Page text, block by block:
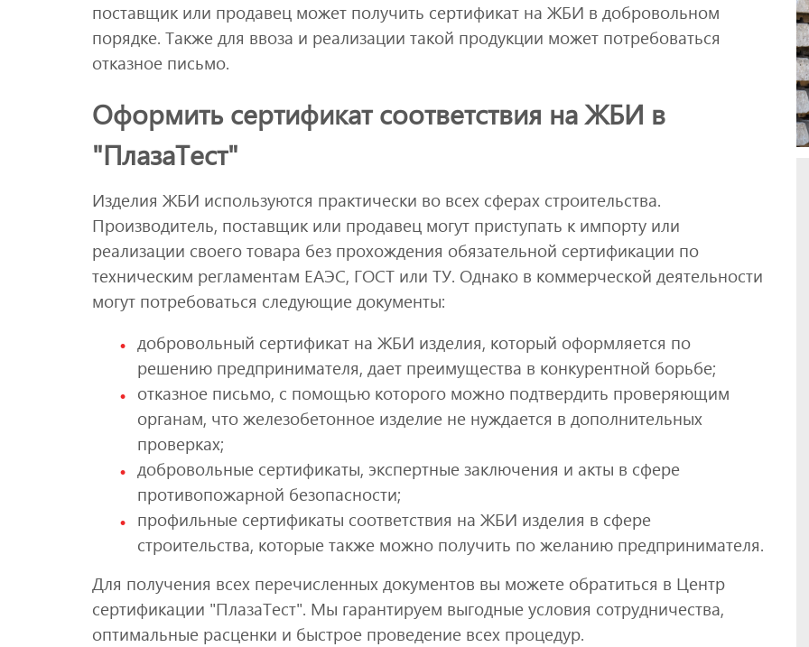
поставщик или продавец может получить сертификат на ЖБИ в добровольном
порядке. Также для ввоза и реализации такой продукции может потребоваться
отказное письмо.
Оформить сертификат соответствия на ЖБИ в
"ПлазаТест"
Изделия ЖБИ используются практически во всех сферах строительства.
Производитель, поставщик или продавец могут приступать к импорту или
реализации своего товара без прохождения обязательной сертификации по
техническим регламентам ЕАЭС, ГОСТ или ТУ. Однако в коммерческой деятельности
могут потребоваться следующие документы:
добровольный сертификат на ЖБИ изделия, который оформляется по
решению предпринимателя, дает преимущества в конкурентной борьбе;
отказное письмо, с помощью которого можно подтвердить проверяющим
органам, что железобетонное изделие не нуждается в дополнительных
проверках;
добровольные сертификаты, экспертные заключения и акты в сфере
противопожарной безопасности;
профильные сертификаты соответствия на ЖБИ изделия в сфере
строительства, которые также можно получить по желанию предпринимателя.
Для получения всех перечисленных документов вы можете обратиться в Центр
сертификации "ПлазаТест". Мы гарантируем выгодные условия сотрудничества,
оптимальные расценки и быстрое проведение всех процедур.